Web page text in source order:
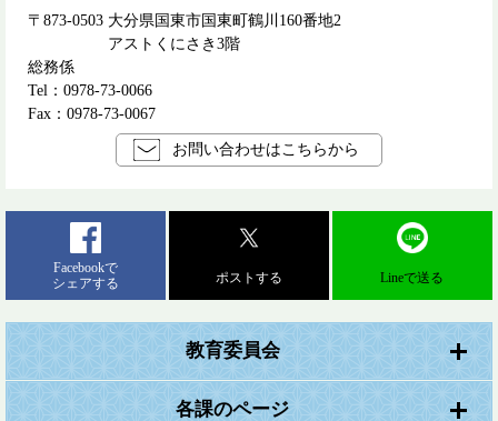
〒873-0503 大分県国東市国東町鶴川160番地2
アストくにさき3階
総務係
Tel：0978-73-0066
Fax：0978-73-0067
お問い合わせはこちらから
Facebookで
シェアする
ポストする Lineで送る
教育委員会
各課のページ